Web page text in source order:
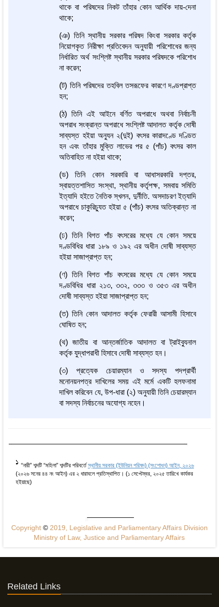
থাকে বা পরিষদের নিকট তাঁহার কোন আর্থিক দায়-দেনা
থাকে;
(ঞ) তিনি স্থানীয় সরকার পরিষদ কিংবা সরকার কর্তৃক
নিয়োগকৃত নিরীক্ষা প্রতিবেদন অনুযায়ী পরিশোধের জন্য
নির্ধারিত অর্থ সংশ্লিষ্ট স্থানীয় সরকার পরিষদকে পরিশোধ
না করেন;
(ট) তিনি পরিষদের তহবিল তসরূফের কারণে দণ্ডপ্রাপ্ত
হন;
(ঠ) তিনি এই আইনে বর্ণিত অপরাধে অথবা নির্বাচনী
অপরাধ সংক্রান্ত অপরাধে সংশ্লিষ্ট আদালত কর্তৃক দোষী
সাব্যস্ত হইয়া অন্যুন ২(দুই) বৎসর কারাদণ্ডে দণ্ডিত
হন এবং তাঁহার মুক্তি লাভের পর ৫ (পাঁচ) বৎসর কাল
অতিবাহিত না হইয়া থাকে;
(ড) তিনি কোন সরকারি বা আধাসরকারি দপ্তর,
স্বায়ত্তশাসিত সংস্থা, স্থানীয় কর্তৃপক্ষ, সমবায় সমিতি
ইত্যাদি হইতে নৈতিক স্খলন, দুর্নীতি. অসদাচরণ ইত্যাদি
অপরাধে চাকুরিচ্যুত হইয়া ৫ (পাঁচ) বৎসর অতিক্রান্ত না
করেন;
(ঢ) তিনি বিগত পাঁচ বৎসরের মধ্যে যে কোন সময়ে
দণ্ডবিধির ধারা ১৮৯ ও ১৯২ এর অধীন দোষী সাব্যস্ত
হইয়া সাজাপ্রাপ্ত হন;
(ণ) তিনি বিগত পাঁচ বৎসরের মধ্যে যে কোন সময়ে
দণ্ডবিধির ধারা ২১৩, ৩৩২, ৩৩৩ ও ৩৫৩ এর অধীন
দোষী সাব্যস্ত হইয়া সাজাপ্রাপ্ত হন;
(ত) তিনি কোন আদালত কর্তৃক ফেরারী আসামী হিসাবে
ঘোষিত হন;
(থ) জাতীয় বা আন্তর্জাতিক আদালত বা ট্রাইব্যুনাল
কর্তৃক যুদ্ধাপরাধী হিসাবে দোষী সাব্যস্ত হন।
(৩) প্রত্যেক চেয়ারম্যান ও সদস্য পদপ্রার্থী
মনোনয়নপত্র দাখিলের সময় এই মর্মে একটি হলফনামা
দাখিল করিবেন যে, উপ-ধারা (২) অনুযায়ী তিনি চেয়ারম্যান
বা সদস্য নির্বাচনের অযোগ্য নহেন।
1 “নারী” শব্দটি “মহিলা” শব্দটির পরিবর্তেস্থানীয় সরকার (ইউনিয়ন পরিষদ) (সংশোধন) আইন, ২০২৬
(২০২৬ সনের ৪৪ নং আইন) এর ২ ধারাবলে প্রতিস্থাপিত। (১ সেপ্টেম্বর, ২০২৫ তারিখে কার্যকর
হইয়াছে)
Copyright ©2019, Legislative and Parliamentary Affairs Division
Ministry of Law, Justice and Parliamentary Affairs
Related Links